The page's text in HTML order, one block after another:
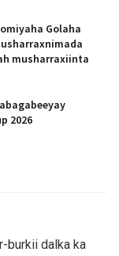
Golaha
musharraxiinta
2026
burkii dalka ka